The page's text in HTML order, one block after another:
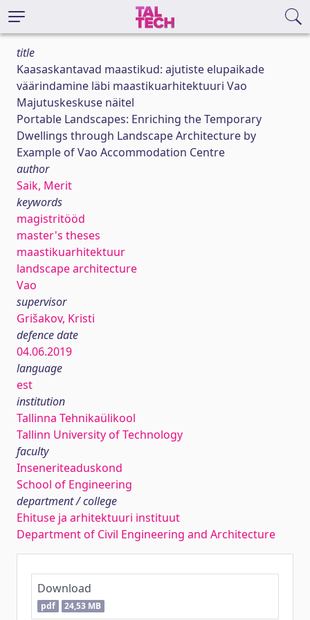
title
Kaasaskantavad maastikud: ajutiste elupaikade
väärindamine läbi maastikuarhitektuuri Vao
Majutuskeskuse näitel
Portable Landscapes: Enriching the Temporary
Dwellings through Landscape Architecture by
Example of Vao Accommodation Centre
author
Saik, Merit
keywords
magistritööd
master's theses
maastikuarhitektuur
landscape architecture
Vao
supervisor
Grišakov, Kristi
defence date
04.06.2019
language
est
institution
Tallinna Tehnikaülikool
Tallinn University of Technology
faculty
Inseneriteaduskond
School of Engineering
department / college
Ehituse ja arhitektuuri instituut
Department of Civil Engineering and Architecture
Download
pdf 24,53 MB